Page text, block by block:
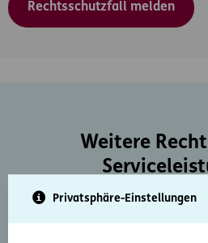
Privatsphäre-Einstellungen
Rechtsschutzfall melden
Weitere